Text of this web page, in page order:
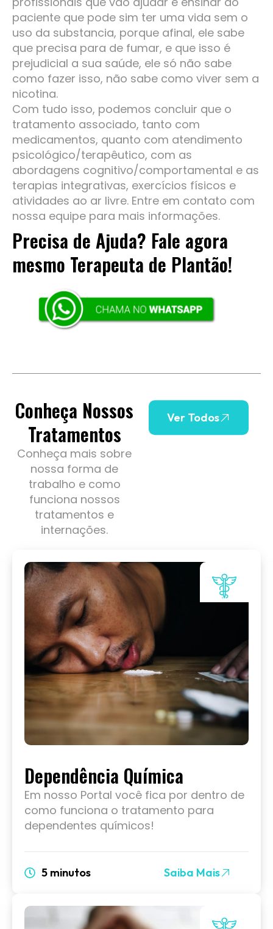
paciente que pode sim ter uma vida sem o
uso da substancia, porque afinal, ele sabe
que precisa para de fumar, e que isso é
prejudicial a sua saúde, ele só não sabe
como fazer isso, não sabe como viver sem a
nicotina.
Com tudo isso, podemos concluir que o
tratamento associado, tanto com
medicamentos, quanto com atendimento
psicológico/terapêutico, com as
abordagens cognitivo/comportamental e as
terapias integrativas, exercícios físicos e
atividades ao ar livre. Entre em contato com
nossa equipe para mais informações.
Precisa de Ajuda? Fale agora
mesmo Terapeuta de Plantão!
Conheça Nossos
Tratamentos
Conheça mais sobre
nossa forma de
trabalho e como
funciona nossos
tratamentos e
internações.
Ver Todos
Dependência Química
Em nosso Portal você fica por dentro de
como funciona o tratamento para
dependentes químicos!
5 minutos Saiba Mais